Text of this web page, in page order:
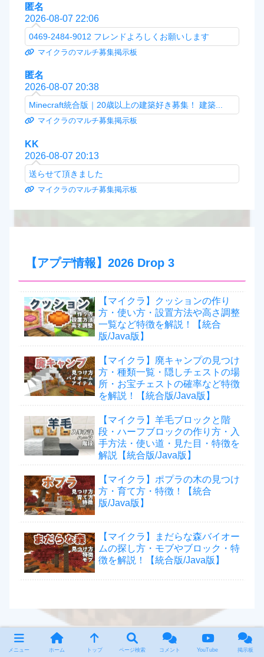
匿名
2026-08-07 22:06
0469-2484-9012 フレンドよろしくお願いします
マイクラのマルチ募集掲示板
匿名
2026-08-07 20:38
Minecraft統合版｜20歳以上の建築好き募集！ 建築...
マイクラのマルチ募集掲示板
KK
2026-08-07 20:13
送らせて頂きました
マイクラのマルチ募集掲示板
【アプデ情報】2026 Drop 3
【マイクラ】クッションの作り
方・使い方・設置方法や高さ調整
一覧など特徴を解説！【統合
版/Java版】
【マイクラ】廃キャンプの見つけ
方・種類一覧・隠しチェストの場
所・お宝チェストの確率など特徴
を解説！【統合版/Java版】
【マイクラ】羊毛ブロックと階
段・ハーフブロックの作り方・入
手方法・使い道・見た目・特徴を
解説【統合版/Java版】
【マイクラ】ポプラの木の見つけ
方・育て方・特徴！【統合
版/Java版】
【マイクラ】まだらな森バイオー
ムの探し方・モブやブロック・特
徴を解説！【統合版/Java版】
メニュー ホーム トップ ページ検索 コメント YouTube 掲示板